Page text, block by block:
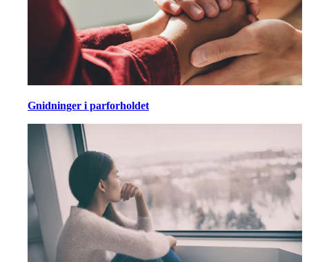
Gnidninger i parforholdet